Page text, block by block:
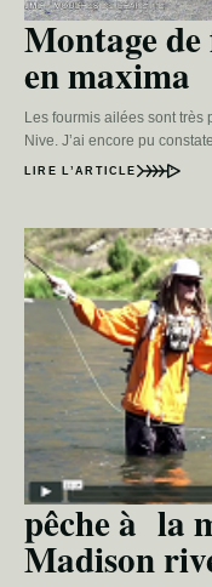
Montage
en maxima
Les fourmis ailées sont très
Nive. J’ai encore pu
LIRE L’ARTICLE
pêche à la
Madison